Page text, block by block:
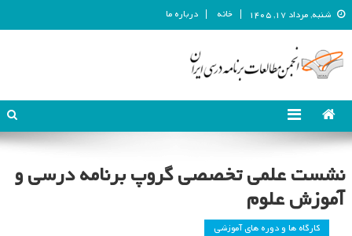
شنبه, مرداد ۱۷, ۱۴۰۵ خانه درباره ما
انجمن مطالعات برنامه درسی ایران
نشست علمی تخصصی گروپ برنامه درسی و
آموزش علوم
کارگاه ها و دوره های آموزشی